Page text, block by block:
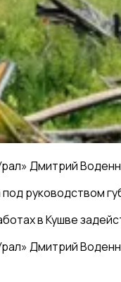
Дмитрий
руководством
в Кушве
Дмитрий